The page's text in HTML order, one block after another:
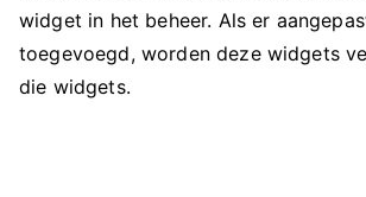
widget in het beheer. Als er
toegevoegd, worden deze widgets
die widgets.